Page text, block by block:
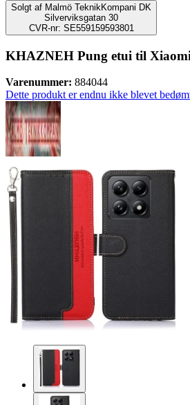
Solgt af Malmö TeknikKompani DK
Silverviksgatan 30
CVR-nr: SE559159593801
KHAZNEH Pung etui til
Varenummer: 884044
Dette produkt er endnu ikke blevet